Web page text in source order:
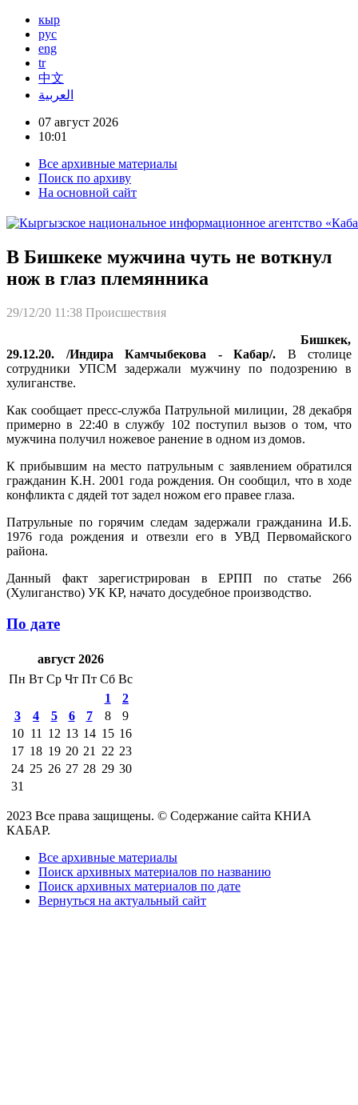
кыр
рус
eng
tr
中文
العربية
07 август 2026
10:01
Все архивные материалы
Поиск по архиву
На основной сайт
В Бишкеке мужчина чуть не воткнул
нож в глаз племянника
29/12/20 11:38 Происшествия
Бишкек,
29.12.20. /Индира Камчыбекова - Кабар/. В столице
сотрудники УПСМ задержали мужчину по подозрению в
хулиганстве.
Как сообщает пресс-служба Патрульной милиции, 28 декабря
примерно в 22:40 в службу 102 поступил вызов о том, что
мужчина получил ножевое ранение в одном из домов.
К прибывшим на место патрульным с заявлением обратился
гражданин К.Н. 2001 года рождения. Он сообщил, что в ходе
конфликта с дядей тот задел ножом его правее глаза.
Патрульные по горячим следам задержали гражданина И.Б.
1976 года рождения и отвезли его в УВД Первомайского
района.
Данный факт зарегистрирован в ЕРПП по статье 266
(Хулиганство) УК КР, начато досудебное производство.
По дате
август 2026
Пн Вт Ср Чт Пт Сб Вс
1
2
3
4 5 6 7 8
9
10 11 12 13 14 15 16
17 18 19 20 21 22 23
24 25 26 27 28 29 30
31
2023 Все права защищены. © Содержание сайта КНИА
КАБАР.
Все архивные материалы
Поиск архивных материалов по названию
Поиск архивных материалов по дате
Вернуться на актуальный сайт